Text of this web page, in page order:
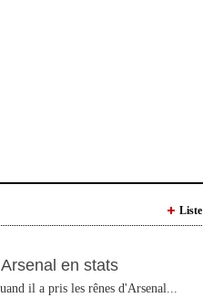
Liste
en stats
il a pris les rênes d'Arsenal...